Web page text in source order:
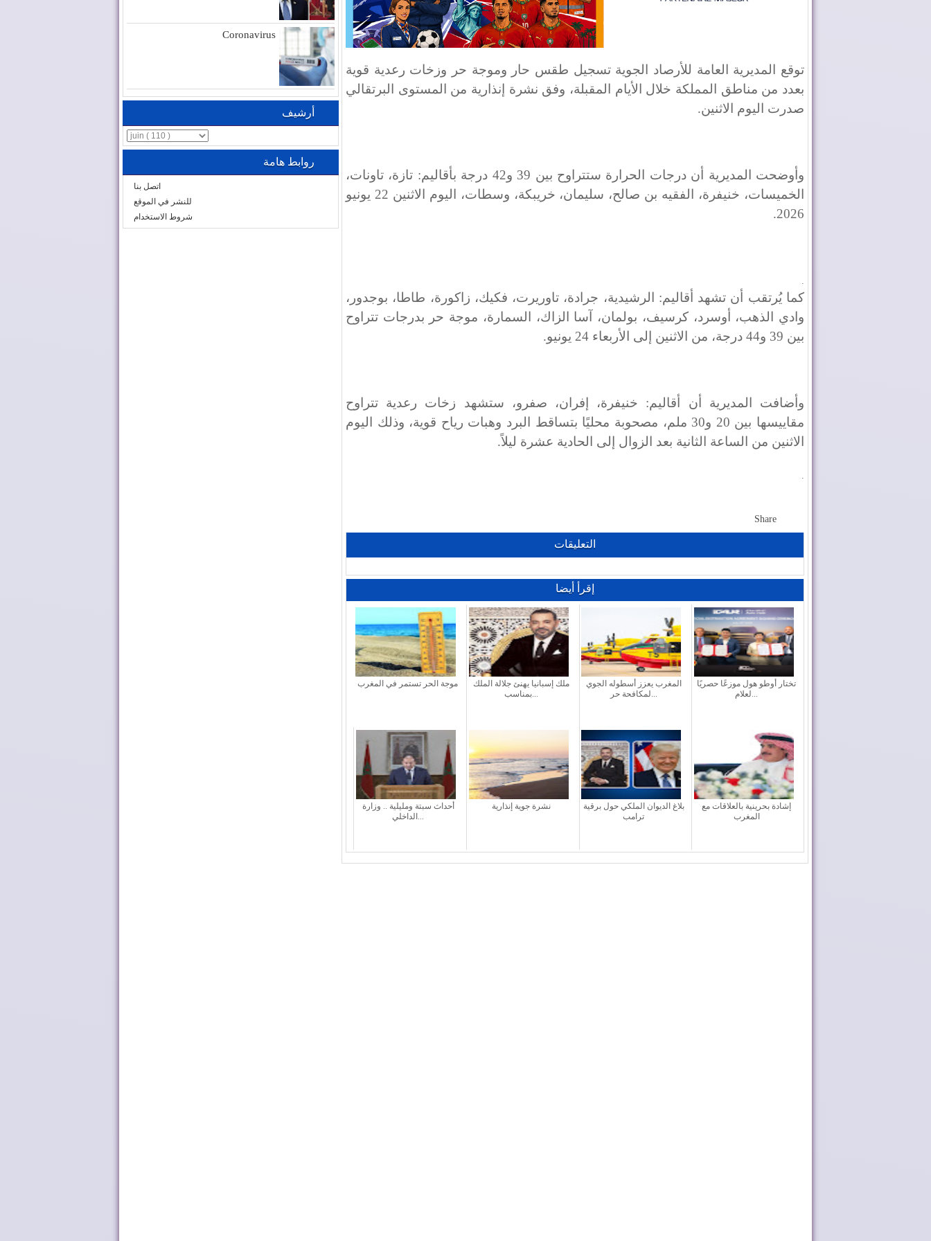
توقع المديرية العامة للأرصاد الجوية تسجيل طقس حار وموجة حر وزخات رعدية قوية
بعدد من مناطق المملكة خلال الأيام المقبلة، وفق نشرة إنذارية من المستوى البرتقالي
صدرت اليوم الاثنين.
وأوضحت المديرية أن درجات الحرارة ستتراوح بين 39 و42 درجة بأقاليم: تازة، تاونات،
الخميسات، خنيفرة، الفقيه بن صالح، سليمان، خريبكة، وسطات، اليوم الاثنين 22 يونيو
2026.
.
كما يُرتقب أن تشهد أقاليم: الرشيدية، جرادة، تاوريرت، فكيك، زاكورة، طاطا، بوجدور،
وادي الذهب، أوسرد، كرسيف، بولمان، آسا الزاك، السمارة، موجة حر بدرجات تتراوح
بين 39 و44 درجة، من الاثنين إلى الأربعاء 24 يونيو.
وأضافت المديرية أن أقاليم: خنيفرة، إفران، صفرو، ستشهد زخات رعدية تتراوح
مقاييسها بين 20 و30 ملم، مصحوبة محليًا بتساقط البرد وهبات رياح قوية، وذلك اليوم
الاثنين من الساعة الثانية بعد الزوال إلى الحادية عشرة ليلاً.
.
Share
التعليقات
إقرأ أيضا
موجة الحر تستمر في المغرب
ملك إسبانيا يهنئ جلالة الملك
بمناسب...
المغرب يعزز أسطوله الجوي
لمكافحة حر...
تختار أوطو هول موزعًا حصريًا
لعلام...
أحداث سبتة ومليلية .. وزارة
الداخلي...
نشرة جوية إنذارية
بلاغ الديوان الملكي حول برقية
ترامب
إشادة بحرينية بالعلاقات مع
المغرب
Coronavirus
أرشيف
روابط هامة
اتصل بنا
للنشر في الموقع
شروط الاستخدام